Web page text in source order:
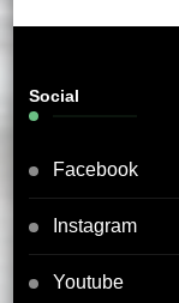
Social
Facebook
Instagram
Youtube